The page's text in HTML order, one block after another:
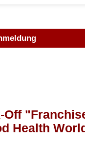
Off
Health